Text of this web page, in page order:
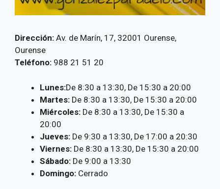
Dirección: Av. de Marín, 17, 32001 Ourense,
Ourense
Teléfono: 988 21 51 20
Lunes:De 8:30 a 13:30, De 15:30 a 20:00
Martes: De 8:30 a 13:30, De 15:30 a 20:00
Miércoles: De 8:30 a 13:30, De 15:30 a
20:00
Jueves: De 9:30 a 13:30, De 17:00 a 20:30
Viernes: De 8:30 a 13:30, De 15:30 a 20:00
Sábado: De 9:00 a 13:30
Domingo: Cerrado